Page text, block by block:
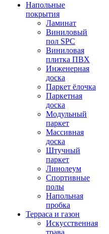
Напольные
покрытия
Ламинат
Виниловый
пол SPC
Виниловая
плитка ПВХ
Инженерная
доска
Паркет ёлочка
Паркетная
доска
Модульный
паркет
Массивная
доска
Штучный
паркет
Линолеум
Спортивные
полы
Напольная
пробка
Терраса и газон
Искусственная
трава